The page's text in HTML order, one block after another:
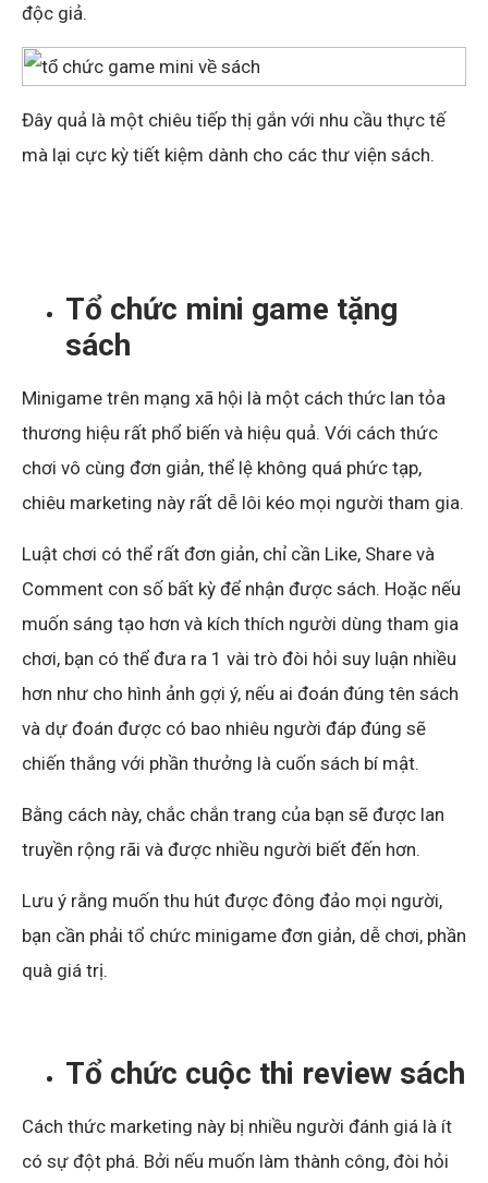
độc giả.
Đây quả là một chiêu tiếp thị gắn với nhu cầu thực tế
mà lại cực kỳ tiết kiệm dành cho các thư viện sách.
Tổ chức mini game tặng
sách
Minigame trên mạng xã hội là một cách thức lan tỏa
thương hiệu rất phổ biến và hiệu quả. Với cách thức
chơi vô cùng đơn giản, thể lệ không quá phức tạp,
chiêu marketing này rất dễ lôi kéo mọi người tham gia.
Luật chơi có thể rất đơn giản, chỉ cần Like, Share và
Comment con số bất kỳ để nhận được sách. Hoặc nếu
muốn sáng tạo hơn và kích thích người dùng tham gia
chơi, bạn có thể đưa ra 1 vài trò đòi hỏi suy luận nhiều
hơn như cho hình ảnh gợi ý, nếu ai đoán đúng tên sách
và dự đoán được có bao nhiêu người đáp đúng sẽ
chiến thắng với phần thưởng là cuốn sách bí mật.
Bằng cách này, chắc chắn trang của bạn sẽ được lan
truyền rộng rãi và được nhiều người biết đến hơn.
Lưu ý rằng muốn thu hút được đông đảo mọi người,
bạn cần phải tổ chức minigame đơn giản, dễ chơi, phần
quà giá trị.
Tổ chức cuộc thi review sách
Cách thức marketing này bị nhiều người đánh giá là ít
có sự đột phá. Bởi nếu muốn làm thành công, đòi hỏi